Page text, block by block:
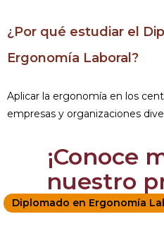
¿Por qué estudiar el
Ergonomía Laboral?
Aplicar la ergonomía en los
empresas y organizaciones
¡Conoce
nuestro
Diplomado en Ergonomía